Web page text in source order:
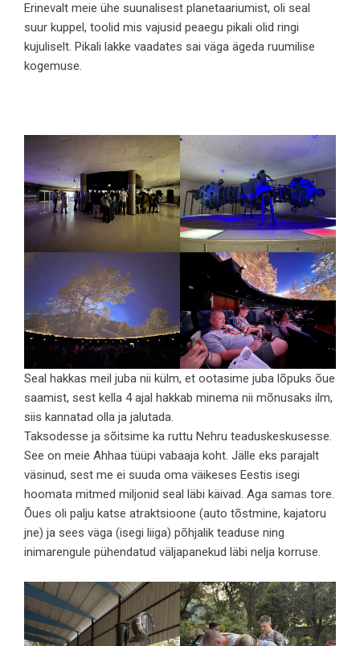
Erinevalt meie ühe suunalisest planetaariumist, oli seal
suur kuppel, toolid mis vajusid peaegu pikali olid ringi
kujuliselt. Pikali lakke vaadates sai väga ägeda ruumilise
kogemuse.
Seal hakkas meil juba nii külm, et ootasime juba lõpuks õue
saamist, sest kella 4 ajal hakkab minema nii mõnusaks ilm,
siis kannatad olla ja jalutada.
Taksodesse ja sõitsime ka ruttu Nehru teaduskeskusesse.
See on meie Ahhaa tüüpi vabaaja koht. Jälle eks parajalt
väsinud, sest me ei suuda oma väikeses Eestis isegi
hoomata mitmed miljonid seal läbi käivad. Aga samas tore.
Õues oli palju katse atraktsioone (auto tõstmine, kajatoru
jne) ja sees väga (isegi liiga) põhjalik teaduse ning
inimarengule pühendatud väljapanekud läbi nelja korruse.